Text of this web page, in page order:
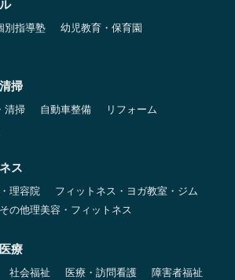
別指導塾
幼児教育・保育園
掃
清掃 自動車整備
リフォーム
ス
理容院
フィットネス・ヨガ教室・ジム
その他理美容・フィットネス
療
社会福祉 医療・訪問看護
障害者福祉